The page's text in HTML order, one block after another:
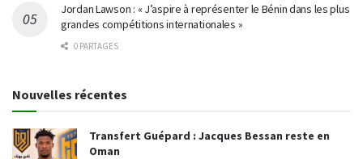
Jordan Lawson : « J’aspire à représenter le Bénin dans les plus
grandes compétitions internationales »
0 PARTAGES
Nouvelles récentes
Transfert Guépard : Jacques Bessan reste en
Oman